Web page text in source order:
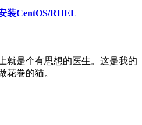
装CentOS/RHEL
就是个有思想的医生。这是我的
花巻的猫。